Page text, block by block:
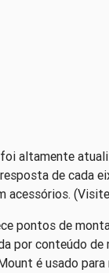
altamente
de cada
acessórios.
pontos de
por conteúdo
é usado